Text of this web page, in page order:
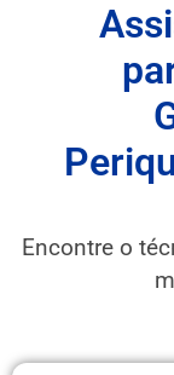
Encontre o